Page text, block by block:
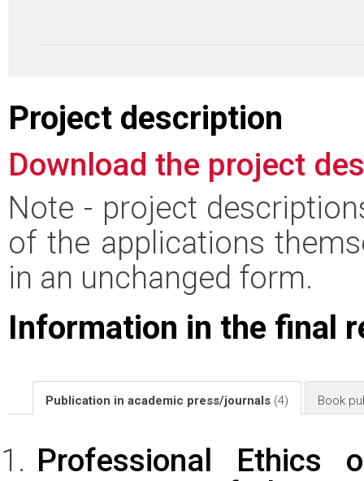
Project description
Download the project
Note - project
of the applications
in an unchanged form.
Information in the final
Publication in academic press/journals (4) Book
Professional Ethics